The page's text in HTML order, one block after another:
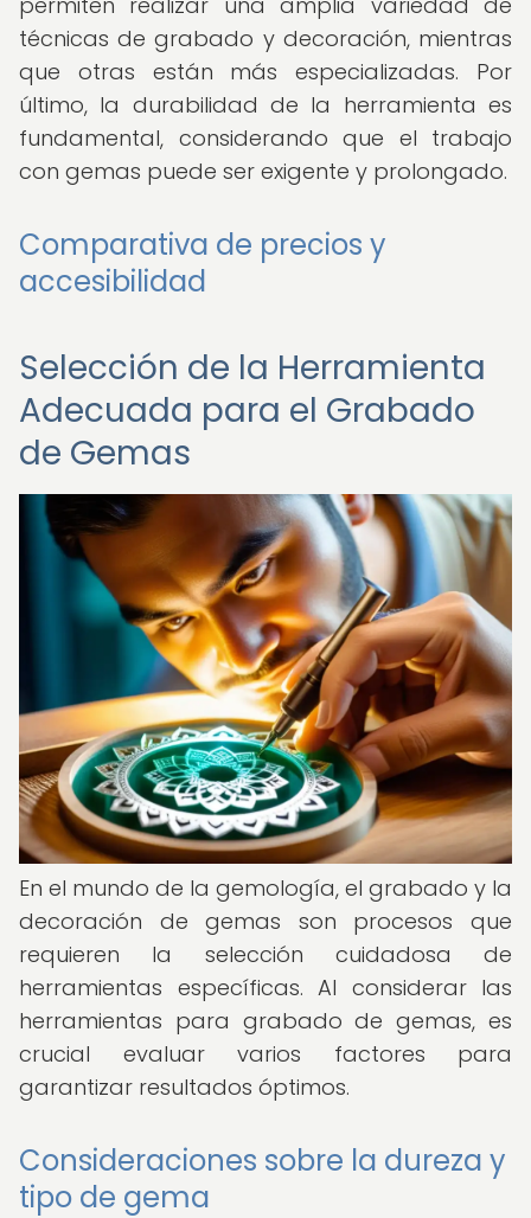
técnicas de grabado y decoración, mientras
que otras están más especializadas. Por
último, la durabilidad de la herramienta es
fundamental, considerando que el trabajo
con gemas puede ser exigente y prolongado.
Comparativa de precios y
accesibilidad
Selección de la Herramienta
Adecuada para el Grabado
de Gemas
En el mundo de la gemología, el grabado y la
decoración de gemas son procesos que
requieren la selección cuidadosa de
herramientas específicas. Al considerar las
herramientas para grabado de gemas, es
crucial evaluar varios factores para
garantizar resultados óptimos.
Consideraciones sobre la dureza y
tipo de gema